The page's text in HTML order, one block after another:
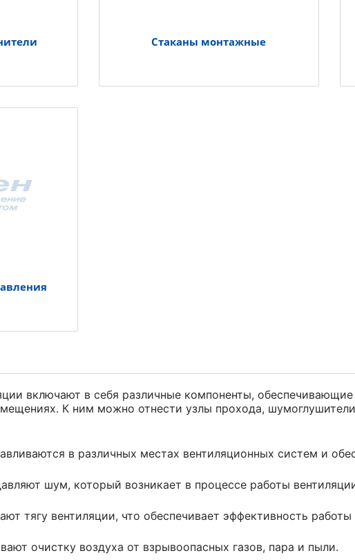
Стаканы монтажные
включают в себя различные компоненты,
К ним можно отнести узлы прохода,
в различных местах вентиляционных систем и
шум, который возникает в процессе работы
тягу вентиляции, что обеспечивает эффективность
очистку воздуха от взрывоопасных газов, пара и пыли.